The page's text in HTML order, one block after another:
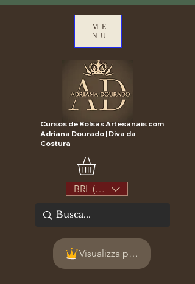
ME
NU
Cursos de Bolsas Artesanais com
Adriana Dourado | Diva da
Costura
BRL (R$)
Visualizza punti